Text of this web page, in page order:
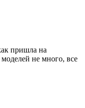
пришла на
не много, все